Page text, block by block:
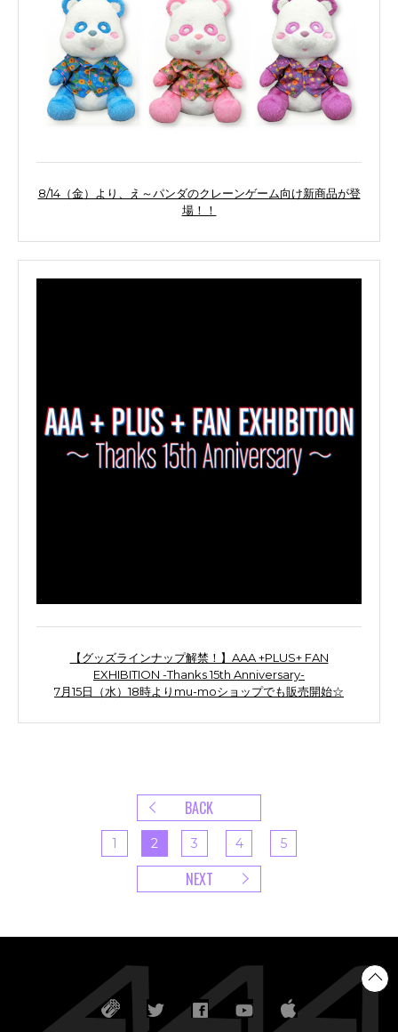
8/14（金）より、え～パンダのクレーンゲーム向け新商品が登
場！！
【グッズラインナップ解禁！】AAA +PLUS+ FAN
EXHIBITION -Thanks 15th Anniversary-
7月15日（水）18時よりmu-moショップでも販売開始☆
BACK
1 2 3 4 5
NEXT